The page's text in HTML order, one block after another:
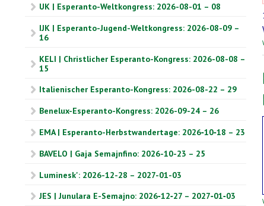
UK | Esperanto-Weltkongress: 2026-08-01 – 08
IJK | Esperanto-Jugend-Weltkongress: 2026-08-09 –
16
KELI | Christlicher Esperanto-Kongress: 2026-08-08 –
15
Italienischer Esperanto-Kongress: 2026-08-22 – 29
Benelux-Esperanto-Kongress: 2026-09-24 – 26
EMA | Esperanto-Herbstwandertage: 2026‑10‑18 – 23
BAVELO | Gaja Semajnfino: 2026-10-23 – 25
Luminesk': 2026-12-28 – 2027-01-03
JES | Junulara E-Semajno: 2026‑12‑27 – 2027‑01‑03